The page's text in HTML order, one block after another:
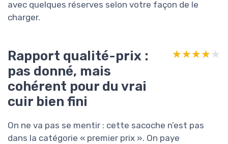
avec quelques réserves selon votre façon de le
charger.
Rapport qualité-prix :
pas donné, mais
cohérent pour du vrai
cuir bien fini
★★★★★
★★★★★
On ne va pas se mentir : cette sacoche n’est pas
dans la catégorie « premier prix ». On paye